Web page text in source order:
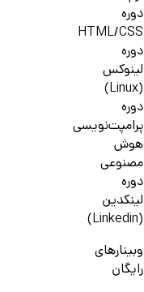
دوره
HTML/CSS
دوره
لینوکس
(Linux)
دوره
پرامپت‌نویسی
هوش
مصنوعی
دوره
لینکدین
(Linkedin)
وبینارهای
رایگان